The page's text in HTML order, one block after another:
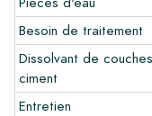
Liens
•Programme de
•En savoir plus sur nos
•Consultez nos
•Produits d'entretien
Besoin de traitement
Dissolvant de
ciment
Entretien